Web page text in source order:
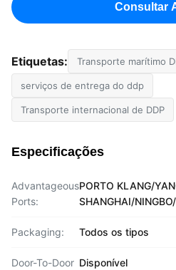
Consultar
Etiquetas: Transporte marítimo
serviços de entrega do ddp
Transporte internacional de DDP
Especificações
Advantageous
Ports:
PORTO KLANG/
SHANGHAI/
Packaging: Todos os tipos
Door-To-Door Disponível